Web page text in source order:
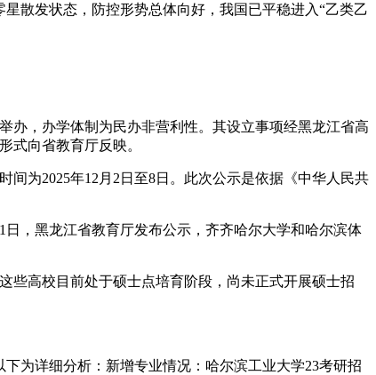
散发状态，防控形势总体向好，我国已平稳进入“乙类乙
办，办学体制为民办非营利性。其设立事项经黑龙江省高
式向省教育厅反映。
为2025年12月2日至8日。此次公示是依据《中华人民共
，黑龙江省教育厅发布公示，齐齐哈尔大学和哈尔滨体
些高校目前处于硕士点培育阶段，尚未正式开展硕士招
为详细分析：新增专业情况：哈尔滨工业大学23考研招